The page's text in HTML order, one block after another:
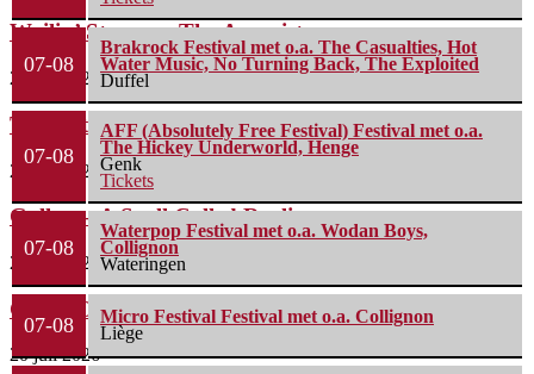
Wailin’ Storms – The Arsonist
26 juli 2026
The Fifth Alliance – Stenahoria
22 juli 2026
Gallon – A Spell Called Reality
22 juli 2026
Green Carnation – A Dark Poem II: Sanguis
20 juli 2026
07-08
Brakrock Festival met o.a. The Casualties, Hot
Water Music, No Turning Back, The Exploited
Duffel
07-08
AFF (Absolutely Free Festival) Festival met o.a.
The Hickey Underworld, Henge
Genk
Tickets
07-08
Waterpop Festival met o.a. Wodan Boys,
Collignon
Wateringen
07-08
Micro Festival Festival met o.a. Collignon
Liège